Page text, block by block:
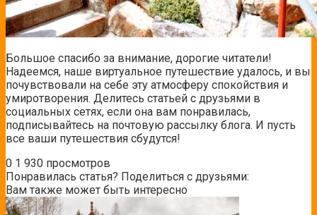
Большое спасибо за внимание, дорогие читатели!
Надеемся, наше виртуальное путешествие удалось, и вы
почувствовали на себе эту атмосферу спокойствия и
умиротворения. Делитесь статьей с друзьями в
социальных сетях, если она вам понравилась,
подписывайтесь на почтовую рассылку блога. И пусть
все ваши путешествия сбудутся!
0 1 930 просмотров
Понравилась статья? Поделиться с друзьями:
Вам также может быть интересно